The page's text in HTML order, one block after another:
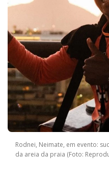
Rodnei, Neimate, em evento:
da areia da praia (Foto: